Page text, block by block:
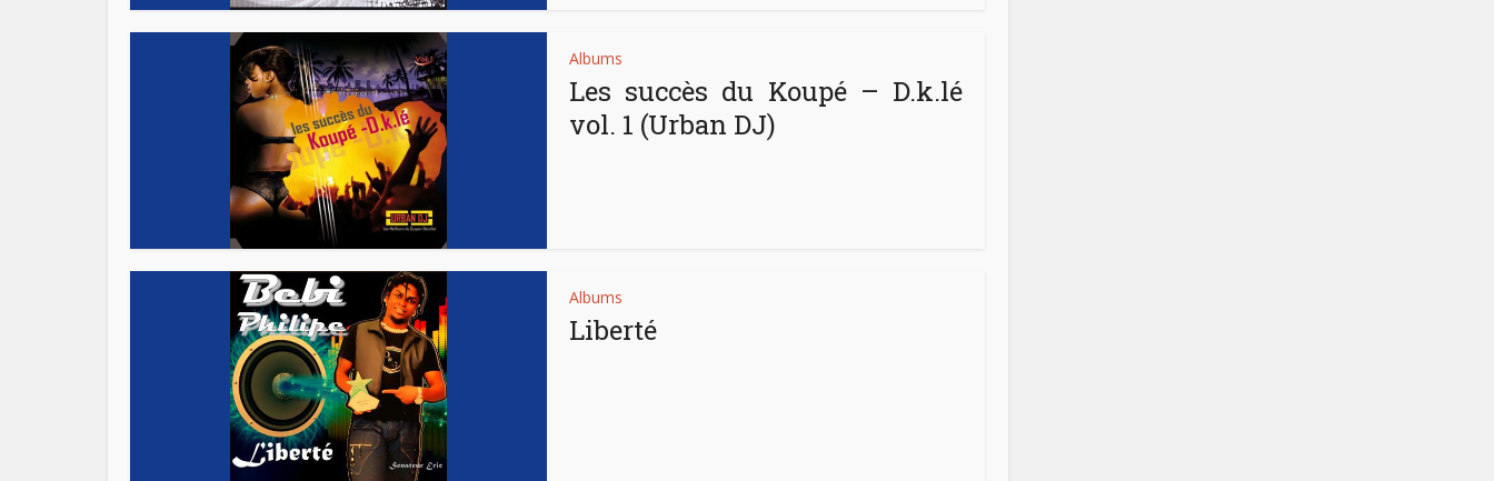
Albums
Les succès du Koupé – D.k.lé
vol. 1 (Urban DJ)
Albums
Liberté